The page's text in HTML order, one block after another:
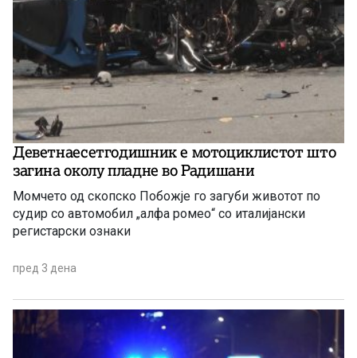
Деветнаесетгодишник е мотоциклистот што
загина околу пладне во Радишани
Момчето од скопско Побожје го загуби животот по
судир со автомобил „алфа ромео“ со италијански
регистарски ознаки
пред 3 дена